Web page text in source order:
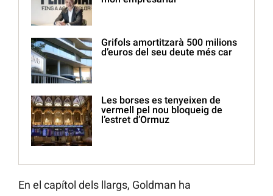
Grifols amortitzarà 500 milions
d’euros del seu deute més car
Les borses es tenyeixen de
vermell pel nou bloqueig de
l’estret d’Ormuz
En el capítol dels llargs, Goldman ha